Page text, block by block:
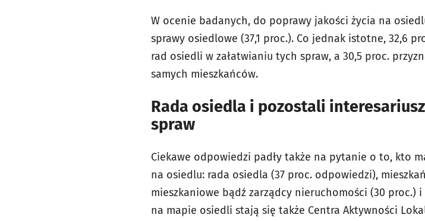
W ocenie badanych, do poprawy jakości życia na
sprawy osiedlowe (37,1 proc.). Co jednak istotne, 32,6
rad osiedli w załatwianiu tych spraw, a 30,5 proc.
samych mieszkańców.
Rada osiedla i pozostali
spraw
Ciekawe odpowiedzi padły także na pytanie o to, kto
na osiedlu: rada osiedla (37 proc. odpowiedzi),
mieszkaniowe bądź zarządcy nieruchomości (30 proc.)
na mapie osiedli stają się także Centra Aktywności